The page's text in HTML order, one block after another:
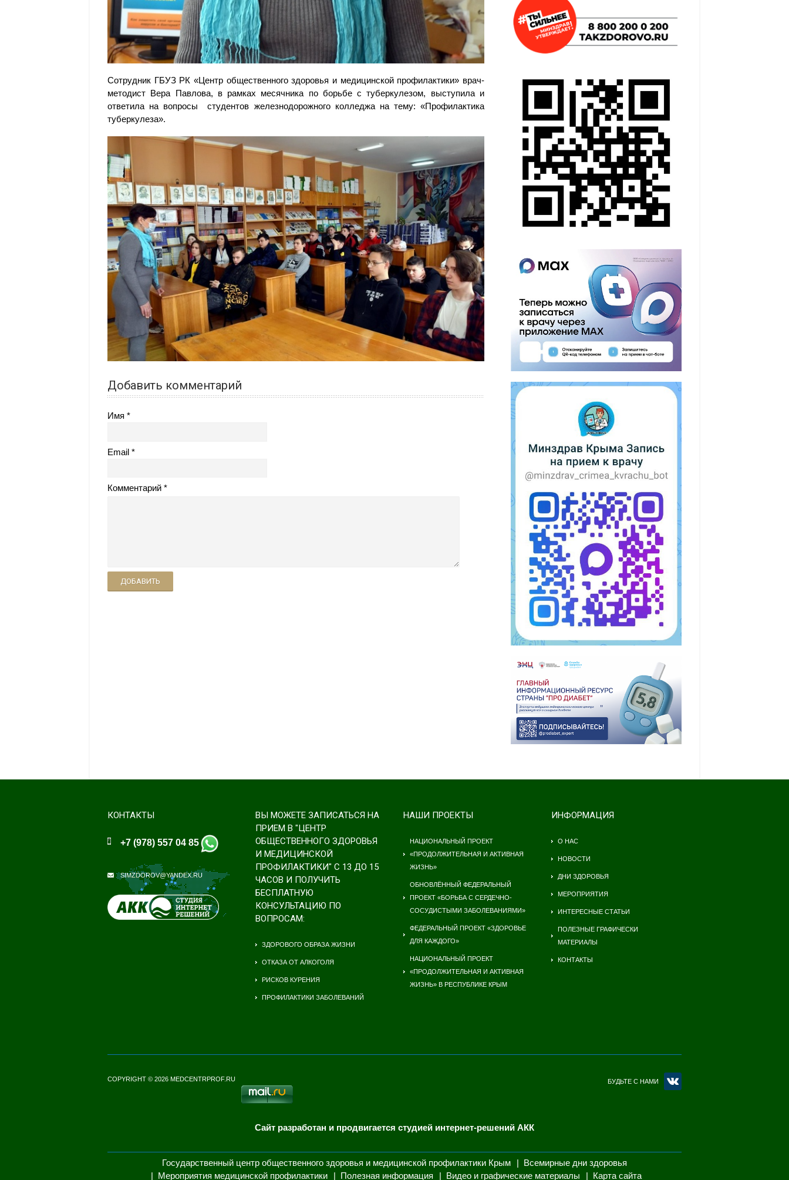
Сотрудник ГБУЗ РК «Центр общественного здоровья и медицинской профилактики» врач-
методист Вера Павлова, в рамках месячника по борьбе с туберкулезом, выступила и
ответила на вопросы студентов железнодорожного колледжа на тему: «Профилактика
туберкулеза».
Добавить комментарий
Имя
Email
Комментарий
ДОБАВИТЬ
КОНТАКТЫ
+7 (978) 557 04 85
SIMZDOROV@YANDEX.RU
ВЫ МОЖЕТЕ ЗАПИСАТЬСЯ НА
ПРИЕМ В "ЦЕНТР
ОБЩЕСТВЕННОГО ЗДОРОВЬЯ
И МЕДИЦИНСКОЙ
ПРОФИЛАКТИКИ" С 13 ДО 15
ЧАСОВ И ПОЛУЧИТЬ
БЕСПЛАТНУЮ
КОНСУЛЬТАЦИЮ ПО
ВОПРОСАМ:
ЗДОРОВОГО ОБРАЗА ЖИЗНИ
ОТКАЗА ОТ АЛКОГОЛЯ
РИСКОВ КУРЕНИЯ
ПРОФИЛАКТИКИ ЗАБОЛЕВАНИЙ
НАШИ ПРОЕКТЫ
НАЦИОНАЛЬНЫЙ ПРОЕКТ
«ПРОДОЛЖИТЕЛЬНАЯ И АКТИВНАЯ
ЖИЗНЬ»
ОБНОВЛЁННЫЙ ФЕДЕРАЛЬНЫЙ
ПРОЕКТ «БОРЬБА С СЕРДЕЧНО-
СОСУДИСТЫМИ ЗАБОЛЕВАНИЯМИ»
ФЕДЕРАЛЬНЫЙ ПРОЕКТ «ЗДОРОВЬЕ
ДЛЯ КАЖДОГО»
НАЦИОНАЛЬНЫЙ ПРОЕКТ
«ПРОДОЛЖИТЕЛЬНАЯ И АКТИВНАЯ
ЖИЗНЬ» В РЕСПУБЛИКЕ КРЫМ
ИНФОРМАЦИЯ
О НАС
НОВОСТИ
ДНИ ЗДОРОВЬЯ
МЕРОПРИЯТИЯ
ИНТЕРЕСНЫЕ СТАТЬИ
ПОЛЕЗНЫЕ ГРАФИЧЕСКИ
МАТЕРИАЛЫ
КОНТАКТЫ
COPYRIGHT © 2026 MEDCENTRPROF.RU БУДЬТЕ С НАМИ
Сайт разработан и продвигается студией интернет-решений АКК
Государственный центр общественного здоровья и медицинской профилактики Крым
Всемирные дни здоровья
Мероприятия медицинской профилактики
Полезная информация Видео и графические материалы Карта сайта